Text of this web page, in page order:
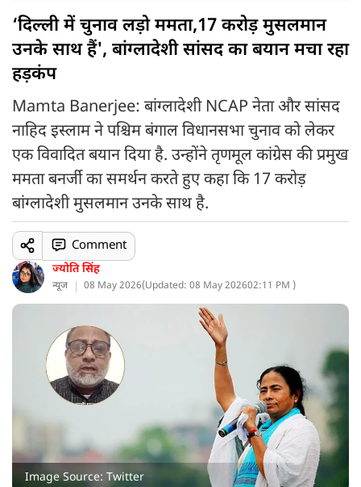
‘दिल्ली में चुनाव लड़ो ममता,17 करोड़ मुसलमान
उनके साथ हैं', बांग्लादेशी सांसद का बयान मचा रहा
हड़कंप
Mamta Banerjee: बांग्लादेशी NCAP नेता और सांसद
नाहिद इस्लाम ने पश्चिम बंगाल विधानसभा चुनाव को लेकर
एक विवादित बयान दिया है. उन्होंने तृणमूल कांग्रेस की प्रमुख
ममता बनर्जी का समर्थन करते हुए कहा कि 17 करोड़
बांग्लादेशी मुसलमान उनके साथ है.
ज्योति सिंह
न्यूज 08 May 2026(Updated: 08 May 202602:11 PM )
Comment
Image Source: Twitter